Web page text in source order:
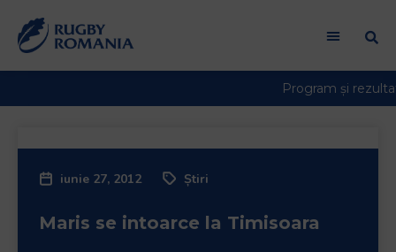
in
iunie 27, 2012 Știri
Maris se intoarce la Timisoara